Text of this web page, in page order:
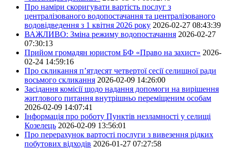
Про наміри скоригувати вартість послуг з
централізованого водопостачання та централізованого
водовідведення з 1 квітня 2026 року 2026-02-27 08:43:39
ВАЖЛИВО: Зміна режиму водопостачання 2026-02-27
07:30:13
Прийом громадян юристом БФ «Право на захист» 2026-
02-24 14:59:16
Про скликання п’ятдесят четвертої сесії селищної ради
восьмого скликання 2026-02-09 14:26:00
Засідання комісії щодо надання допомоги на вирішення
житлового питання внутрішньо переміщеним особам
2026-02-09 14:07:41
Інформація про роботу Пунктів незламності у селищі
Козелець 2026-02-09 13:56:01
Про перерахунок вартості послуги з вивезення рідких
побутових відходів 2026-01-27 07:27:58